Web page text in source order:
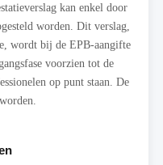
kan enkel door
worden. Dit verslag,
wordt bij de EPB-aangifte
voorzien tot de
op punt staan. De